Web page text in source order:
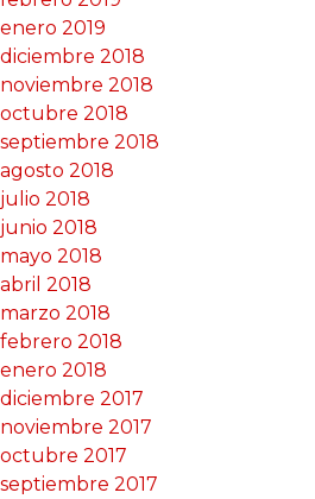
enero 2019
diciembre 2018
noviembre 2018
octubre 2018
septiembre 2018
agosto 2018
julio 2018
junio 2018
mayo 2018
abril 2018
marzo 2018
febrero 2018
enero 2018
diciembre 2017
noviembre 2017
octubre 2017
septiembre 2017